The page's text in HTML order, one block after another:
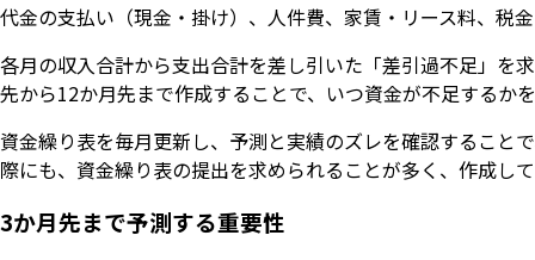
代金の支払い（現金・掛け）、人件費、家賃・リース料、税
各月の収入合計から支出合計を差し引いた「差引過不足」を
先から12か月先まで作成することで、いつ資金が不足するか
資金繰り表を毎月更新し、予測と実績のズレを確認すること
際にも、資金繰り表の提出を求められることが多く、作成し
3か月先まで予測する重要性